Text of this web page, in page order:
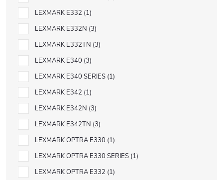
LEXMARK E332 1
LEXMARK E332N 3
LEXMARK E332TN 3
LEXMARK E340 3
LEXMARK E340 SERIES 1
LEXMARK E342 1
LEXMARK E342N 3
LEXMARK E342TN 3
LEXMARK OPTRA E330 1
LEXMARK OPTRA E330 SERIES 1
LEXMARK OPTRA E332 1